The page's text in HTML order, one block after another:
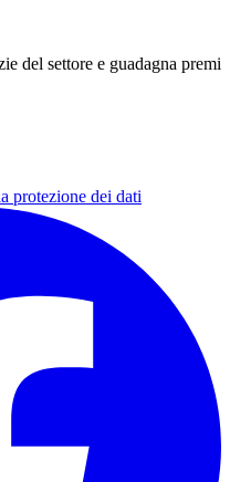
del settore e guadagna premi
protezione dei dati